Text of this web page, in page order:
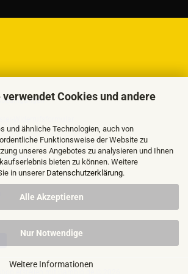
verwendet Cookies und andere
und ähnliche Technologien, auch von
Funktionsweise der Website zu
unseres Angebotes zu analysieren und Ihnen
bieten zu können. Weitere
in unserer Datenschutzerklärung.
Alle Akzeptieren
Nur Notwendige
Weitere Informationen
Widerrufsformular